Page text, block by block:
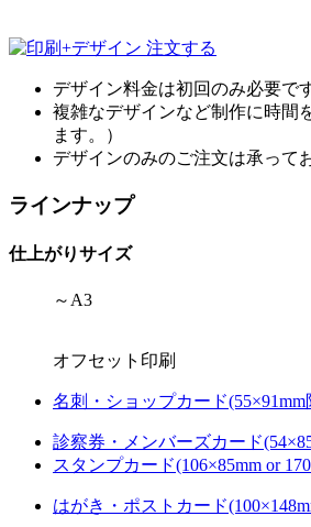
デザイン料金は初回のみ必要で
複雑なデザインなど制作に時間
ます。）
デザインのみのご注文は承って
ラインナップ
仕上がりサイズ
～A3
オフセット印刷
名刺・ショップカード(55×91mm
診察券・メンバーズカード
スタンプカード(106×85mm or
はがき・ポストカード